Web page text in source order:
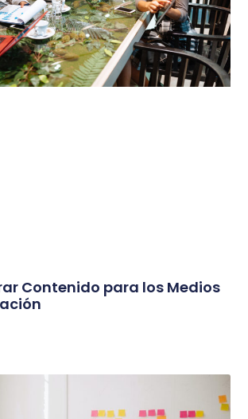
Contenido para los Medios